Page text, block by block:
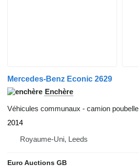
Mercedes-Benz Econic 2629
Enchère
Véhicules communaux - camion poubelle
2014
Royaume-Uni, Leeds
Euro Auctions GB